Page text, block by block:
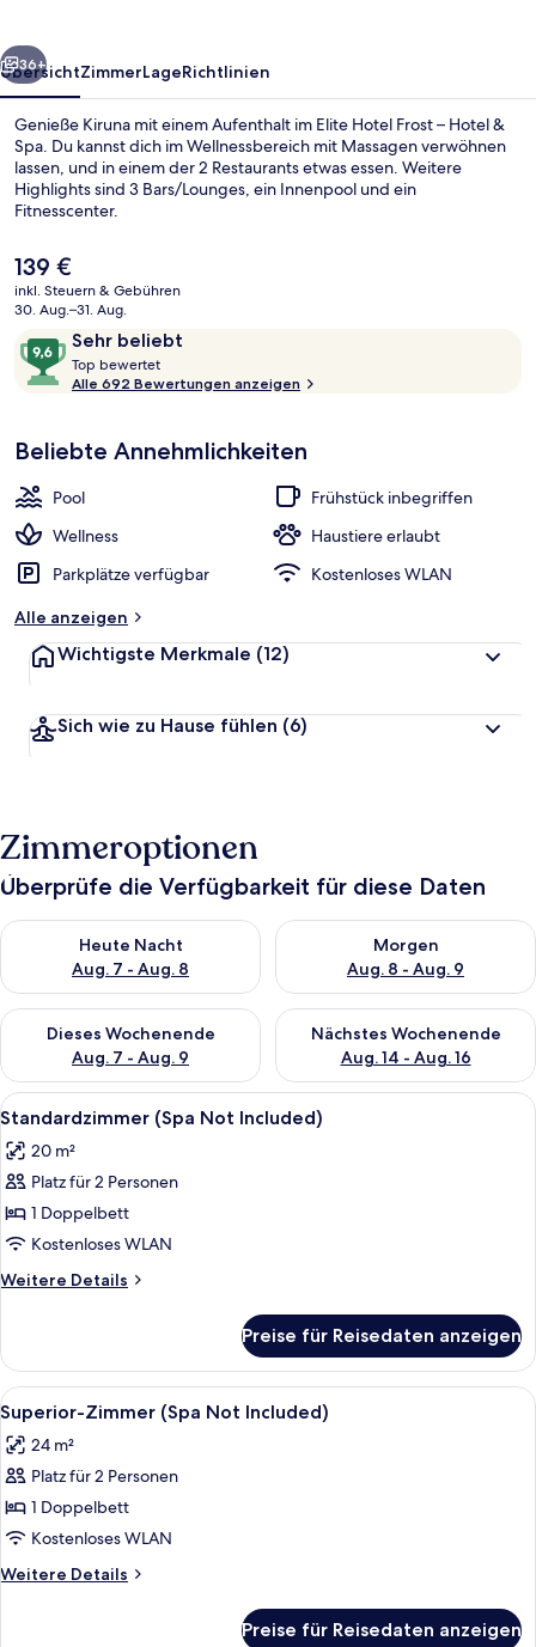
Spa
Weiter
36+
ÜbersichtZimmerLageRichtlinien
Genieße Kiruna mit einem Aufenthalt im Elite Hotel Frost – Hotel &
Spa. Du kannst dich im Wellnessbereich mit Massagen verwöhnen
lassen, und in einem der 2 Restaurants etwas essen. Weitere
Highlights sind 3 Bars/Lounges, ein Innenpool und ein
Fitnesscenter.
Der
aktuelle
Preis
139 €.
139 €
inkl. Steuern & Gebühren
30. Aug.–31. Aug.
Bewertungen
Sehr beliebt
9,6
von
10,
beliebt
Top bewertet
o
b
e
Alle 692 Bewertungen anzeigen
Beliebte Annehmlichkeiten
Pool
Frühstück inbegriffen
Wellness
Haustiere erlaubt
Parkplätze verfügbar
Kostenloses WLAN
Alle anzeigen
Wichtigste Merkmale (12)
Sich wie zu Hause fühlen (6)
Zimmeroptionen
Überprüfe die Verfügbarkeit für diese Daten
Heute Nacht
Aug. 7 - Aug. 8
Überprüfe die Verfügbarkeit für heute Nacht, Aug. 7 - Aug. 8.
Morgen
Aug. 8 - Aug. 9
Überprüfe die Verfügbarkeit
Dieses Wochenende
Aug. 7 - Aug. 9
Überprüfe die Verfügbarkeit für dieses Wochenende, Aug. 7
Nächstes Wochenende
Aug. 14 - Aug. 16
Überprüfe die Verfügbarkeit
Alle
Fotos
für
Standardzimmer
(Spa
Not
Included)
anzeigen
Ein Schlafzimmer mit einem Bett,
4
Standardzimmer (Spa Not Included)
20 m²
Platz für 2 Personen
1 Doppelbett
Kostenloses WLAN
Weitere Details
Weitere
(Spa
Not
Included)
Preise für Reisedaten anzeigen
Alle
Fotos
für
Superior-
Zimmer
(Spa
Not
Included)
Ein ordentlich bezogenes Bett mit
4
Superior-Zimmer (Spa Not Included)
24 m²
Platz für 2 Personen
1 Doppelbett
Kostenloses WLAN
Weitere Details
Weitere
Preise für Reisedaten anzeigen